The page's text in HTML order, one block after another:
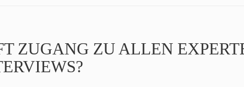
ZUGANG ZU ALLEN